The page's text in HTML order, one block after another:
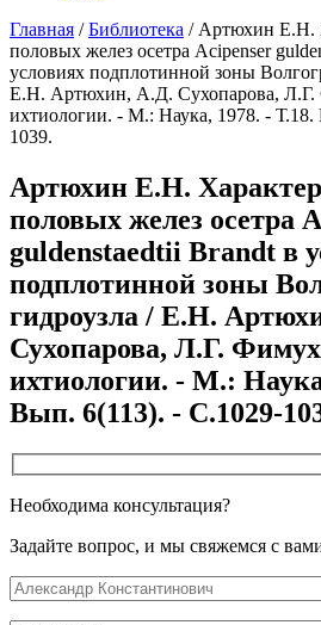
Главная /Библиотека / Артюхин Е.Н.
половых желез осетра Acipenser
условиях подплотинной зоны
Е.Н. Артюхин, А.Д. Сухопарова,
ихтиологии. - М.: Наука, 1978. -
1039.
Артюхин Е.Н.
половых желез осетра
guldenstaedtii Brandt в
подплотинной зоны
гидроузла / Е.Н.
Сухопарова, Л.Г.
ихтиологии. - М.:
Вып. 6(113). - С.1029-
Необходима консультация?
Задайте вопрос, и мы свяжемся с